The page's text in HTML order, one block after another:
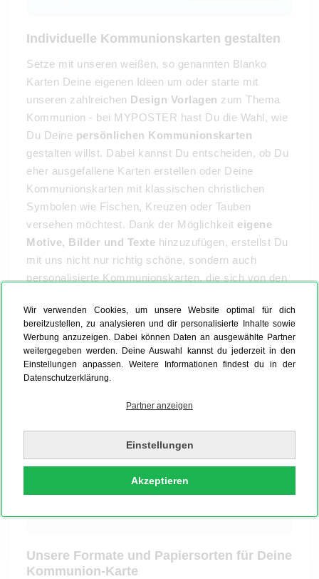
Wir verwenden Cookies, um unsere Website optimal für dich
bereitzustellen, zu analysieren und dir personalisierte Inhalte sowie
Werbung anzuzeigen. Dabei können Daten an ausgewählte Partner
weitergegeben werden. Deine Auswahl kannst du jederzeit in den
Einstellungen anpassen. Weitere Informationen findest du in der
Datenschutzerklärung.
Partner anzeigen
Einstellungen
Akzeptieren
Individuelle Kommunionskarten gestalten
Setze mit unseren weißen, so genannten Blanko
Karten Deine eigenen Ideen um oder starte mit
unseren zahlreichen Design Vorlagen zum Thema
Kommunion - bei MYPOSTER hast Du die Wahl, wie
Du Deine persönlichen Kommunionskarten
gestalten willst. Dabei kannst Du entscheiden, ob Du
eher ausgefallene Karten erstellen oder Deine
Kommunionskarten mit klassischen christlichen
Symbolen wie Fischen, Kreuzen oder Tauben
versehen möchtest. Dank der Möglichkeit eigene
Motive, Bilder und Texte hinzuzufügen, erstellst Du
mit uns nicht nur richtig schöne, sondern auch
personalisierte Kommunionskarten, die sich von den
Unsere Formate und Papiersorten für Deine
Kommunion-Karte